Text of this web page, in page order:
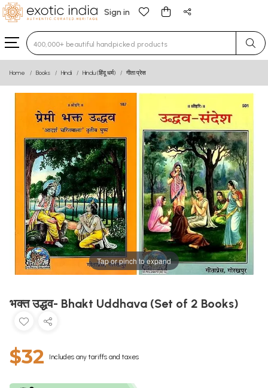
Sign in
Type 3 or more characters for results.
Home Books Hindi Hindu (हिंदू धर्म) गीता प्रेस
Tap or pinch to expand
भक्त उद्धव- Bhakt Uddhava (Set of 2 Books)
$32 Includes any tariffs and taxes